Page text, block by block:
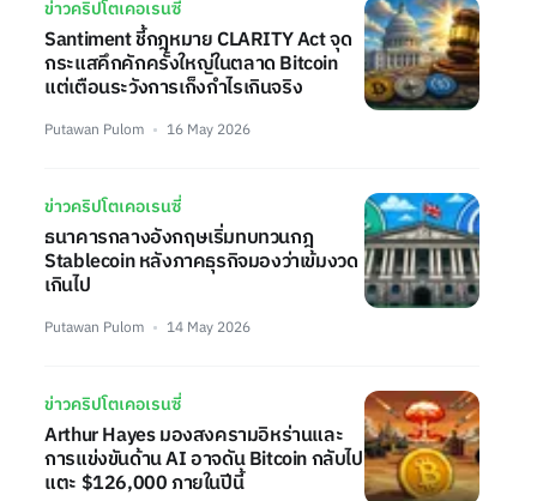
ข่าวคริปโตเคอเรนซี่
Santiment ชี้กฎหมาย CLARITY Act จุด
กระแสคึกคักครั้งใหญ่ในตลาด Bitcoin
แต่เตือนระวังการเก็งกำไรเกินจริง
Putawan Pulom 16 May 2026
ข่าวคริปโตเคอเรนซี่
ธนาคารกลางอังกฤษเริ่มทบทวนกฎ
Stablecoin หลังภาคธุรกิจมองว่าเข้มงวด
เกินไป
Putawan Pulom 14 May 2026
ข่าวคริปโตเคอเรนซี่
Arthur Hayes มองสงครามอิหร่านและ
การแข่งขันด้าน AI อาจดัน Bitcoin กลับไป
แตะ $126,000 ภายในปีนี้